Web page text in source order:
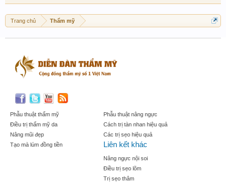
Trang chủ Thẩm mỹ
Phẫu thuật thẩm mỹ
Điều trị thẩm mỹ da
Nâng mũi đẹp
Tạo mà lúm đồng tiền
Phẫu thuật nâng ngực
Cách trị tàn nhan hiệu quả
Các trị sẹo hiệu quả
Liên kết khác
Nâng ngực nội soi
Điều trị sẹo lõm
Trị sẹo thâm